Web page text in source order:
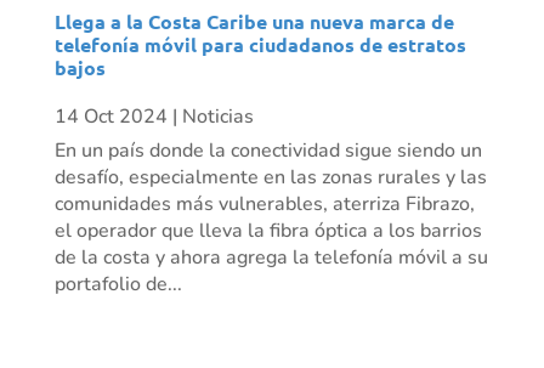
Llega a la Costa Caribe una nueva marca de
telefonía móvil para ciudadanos de estratos
bajos
14 Oct 2024 | Noticias
En un país donde la conectividad sigue siendo un
desafío, especialmente en las zonas rurales y las
comunidades más vulnerables, aterriza Fibrazo,
el operador que lleva la fibra óptica a los barrios
de la costa y ahora agrega la telefonía móvil a su
portafolio de...